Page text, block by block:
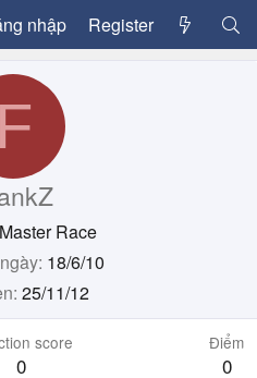
nhập Register
F
Race
18/6/10
25/11/12
score
0
Điểm
0